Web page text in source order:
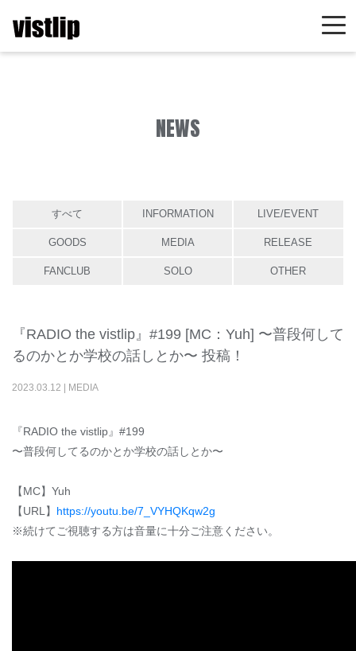
NEWS
すべて INFORMATION LIVE/EVENT
GOODS MEDIA RELEASE
FANCLUB SOLO OTHER
『RADIO the vistlip』#199 [MC：Yuh] 〜普段何して
るのかとか学校の話しとか〜 投稿！
2023.03.12 MEDIA
『RADIO the vistlip』#199
〜普段何してるのかとか学校の話しとか〜
【MC】Yuh
【URL】 https://youtu.be/7_VYHQKqw2g
※続けてご視聴する方は音量に十分ご注意ください。